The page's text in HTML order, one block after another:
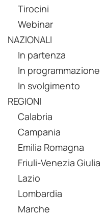
Tirocini
Webinar
NAZIONALI
In partenza
In programmazione
In svolgimento
REGIONI
Calabria
Campania
Emilia Romagna
Friuli-Venezia Giulia
Lazio
Lombardia
Marche